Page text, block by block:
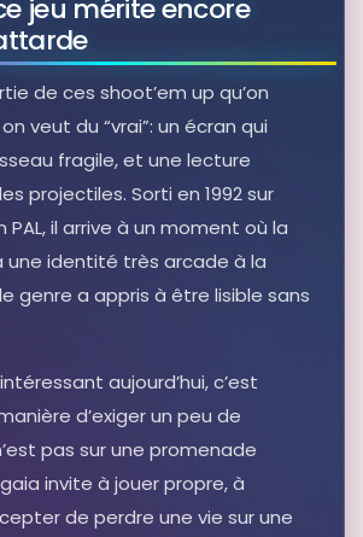
jeu mérite encore
de ces shoot’em up qu’on
veut du “vrai”: un écran qui
fragile, et une lecture
projectiles. Sorti en 1992 sur
PAL, il arrive à un moment où la
une identité très arcade à la
genre a appris à être lisible sans
aujourd’hui, c’est
d’exiger un peu de
pas sur une promenade
invite à jouer propre, à
de perdre une vie sur une